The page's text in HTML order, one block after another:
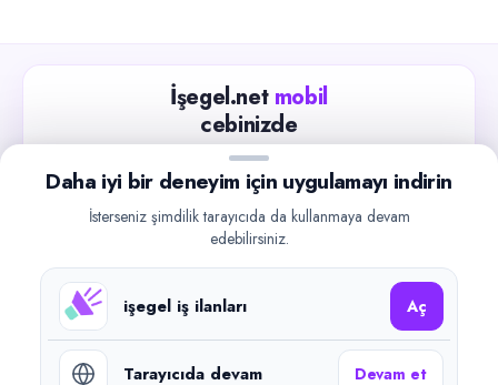
İşegel.net mobil
cebinizde
Güncel iş ilanlarını takip edin, işverenlerle hızlıca
iletişime geçin.
Google Play
©2026işegel.net. Tüm hakları saklıdır.
Daha iyi bir deneyim için uygulamayı indirin
İsterseniz şimdilik tarayıcıda da kullanmaya devam
edebilirsiniz.
işegel iş ilanları Aç
Tarayıcıda devam Devam et